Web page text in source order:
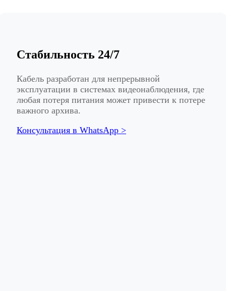
Стабильность 24/7
Кабель разработан для непрерывной
эксплуатации в системах видеонаблюдения, где
любая потеря питания может привести к потере
важного архива.
Консультация в WhatsApp >